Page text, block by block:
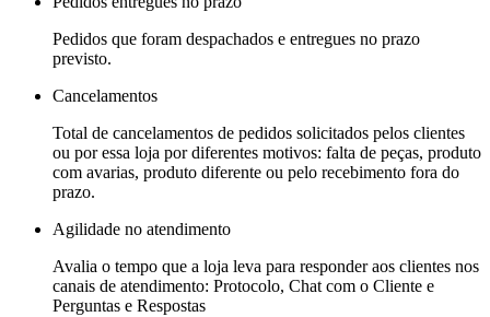
Pedidos que foram despachados e entregues no prazo
previsto.
Cancelamentos
Total de cancelamentos de pedidos solicitados pelos clientes
ou por essa loja por diferentes motivos: falta de peças, produto
com avarias, produto diferente ou pelo recebimento fora do
prazo.
Agilidade no atendimento
Avalia o tempo que a loja leva para responder aos clientes nos
canais de atendimento: Protocolo, Chat com o Cliente e
Perguntas e Respostas